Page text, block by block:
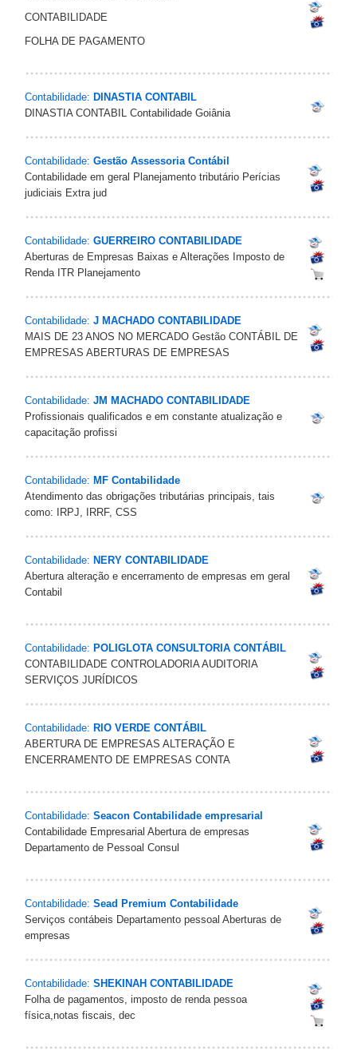
CONTABILIDADE
FOLHA DE PAGAMENTO
Contabilidade: DINASTIA CONTABIL
DINASTIA CONTABIL Contabilidade Goiânia
Contabilidade: Gestão Assessoria Contábil
Contabilidade em geral Planejamento tributário Perícias
judiciais Extra jud
Contabilidade: GUERREIRO CONTABILIDADE
Aberturas de Empresas Baixas e Alterações Imposto de
Renda ITR Planejamento
Contabilidade: J MACHADO CONTABILIDADE
MAIS DE 23 ANOS NO MERCADO Gestão CONTÁBIL DE
EMPRESAS ABERTURAS DE EMPRESAS
Contabilidade: JM MACHADO CONTABILIDADE
Profissionais qualificados e em constante atualização e
capacitação profissi
Contabilidade: MF Contabilidade
Atendimento das obrigações tributárias principais, tais
como: IRPJ, IRRF, CSS
Contabilidade: NERY CONTABILIDADE
Abertura alteração e encerramento de empresas em geral
Contabil
Contabilidade: POLIGLOTA CONSULTORIA CONTÁBIL
CONTABILIDADE CONTROLADORIA AUDITORIA
SERVIÇOS JURÍDICOS
Contabilidade: RIO VERDE CONTÁBIL
ABERTURA DE EMPRESAS ALTERAÇÃO E
ENCERRAMENTO DE EMPRESAS CONTA
Contabilidade: Seacon Contabilidade empresarial
Contabilidade Empresarial Abertura de empresas
Departamento de Pessoal Consul
Contabilidade: Sead Premium Contabilidade
Serviços contábeis Departamento pessoal Aberturas de
empresas
Contabilidade: SHEKINAH CONTABILIDADE
Folha de pagamentos, imposto de renda pessoa
física,notas fiscais, dec